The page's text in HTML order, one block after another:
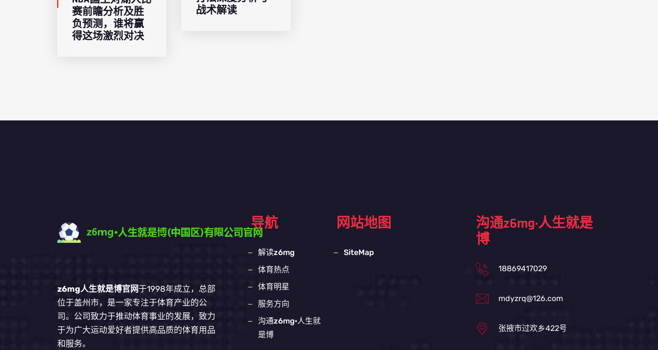
赛前瞻分析及胜
负预测，谁将赢
得这场激烈对决
战术解读
z6mg人生就是博官网于1998年成立，总部
位于盖州市，是一家专注于体育产业的公
司。公司致力于推动体育事业的发展，致力
于为广大运动爱好者提供高品质的体育用品
和服务。
导航
解读z6mg
体育热点
体育明星
服务方向
沟通z6mg·人生就
是博
网站地图
SiteMap
沟通z6mg·人生就是
博
18869417029
mdyzrq@126.com
张掖市过欢乡422号